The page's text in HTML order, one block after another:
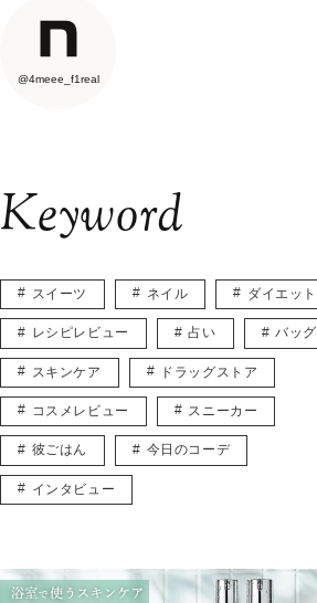
@4meee_f1real
Keyword
スイーツ ネイル ダイエット
レシピレビュー 占い バッグ
スキンケア ドラッグストア
コスメレビュー スニーカー
彼ごはん 今日のコーデ
インタビュー